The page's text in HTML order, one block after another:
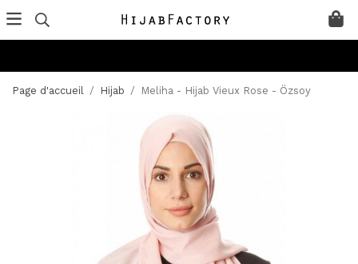
Page d'accueil / Hijab / Meliha - Hijab Vieux Rose - Özsoy